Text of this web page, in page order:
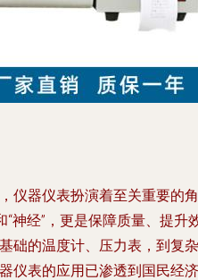
仪器仪表扮演着至关重要的角
“神经”，更是保障质量、提升
础的温度计、压力表，到复杂
仪表的应用已渗透到国民经济